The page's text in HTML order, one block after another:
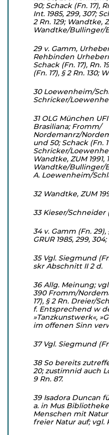
90; Schack (Fn. 17),
Int. 1985, 299, 307;
2 Rn. 129; Wandtke,
Wandtke/Bullinger/
29 v. Gamm,
Rehbinden
Schack (Fn. 17), Rn.
(Fn. 17), § 2 Rn. 130;
30 Loewenheim/
Schricker/
31 OLG München
Brasiliana; Fromm/
Nordemanrz/
und 50; Schack (Fn.
Schricker/
Wandtke, ZUM 1991,
Wandtke/Bullinger/
A. Loewenheim/
32 Wandtke, ZUM
33 Kieser/Schneider
34 v. Gamm (Fn.
GRUR 1985, 299, 304;
35 Vgl. Siegmund
skr Abschnitt II 2 d.
36 Allg. Meinung;
390 Fromm/
17), § 2 Rn. Dreier/
f. Entsprechend w
»Tanzkunstwerk«,
im offenen Sinn
37 Vgl. Siegmund
38 So bereits
20; zustimnid auch
9 Rn. 87.
39 Isadora Duncan
a. in Mus
Menschen mit
freier Natur auf; vgl.